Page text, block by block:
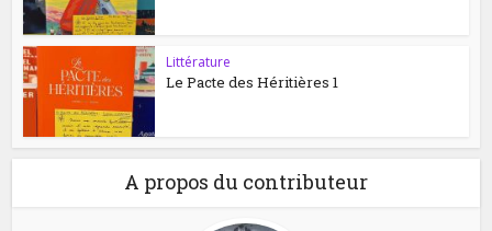
Littérature
Le Pacte des Héritières 1
A propos du contributeur